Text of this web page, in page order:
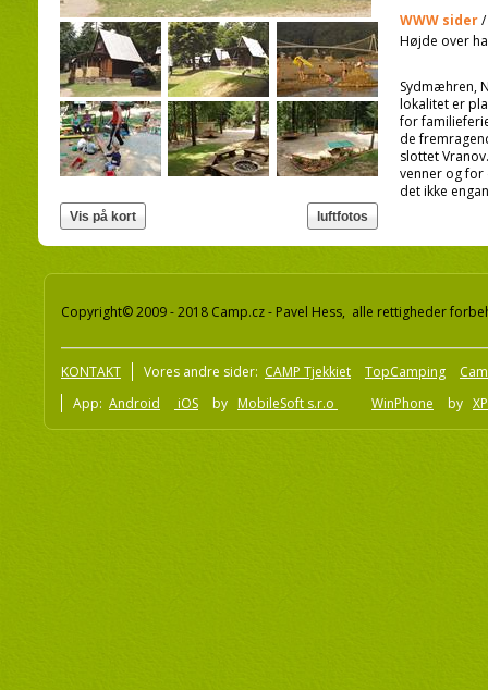
WWW sider/
Højde over
Sydmæhren,
lokalitet er
for
de
slottet
venner og
det ikke
Copyright© 2009 - 2018 Camp.cz - Pavel Hess, alle rettigheder
KONTAKT Vores andre sider: CAMP Tjekkiet TopCamping
App: Android iOS by MobileSoft s.r.o WinPhone by